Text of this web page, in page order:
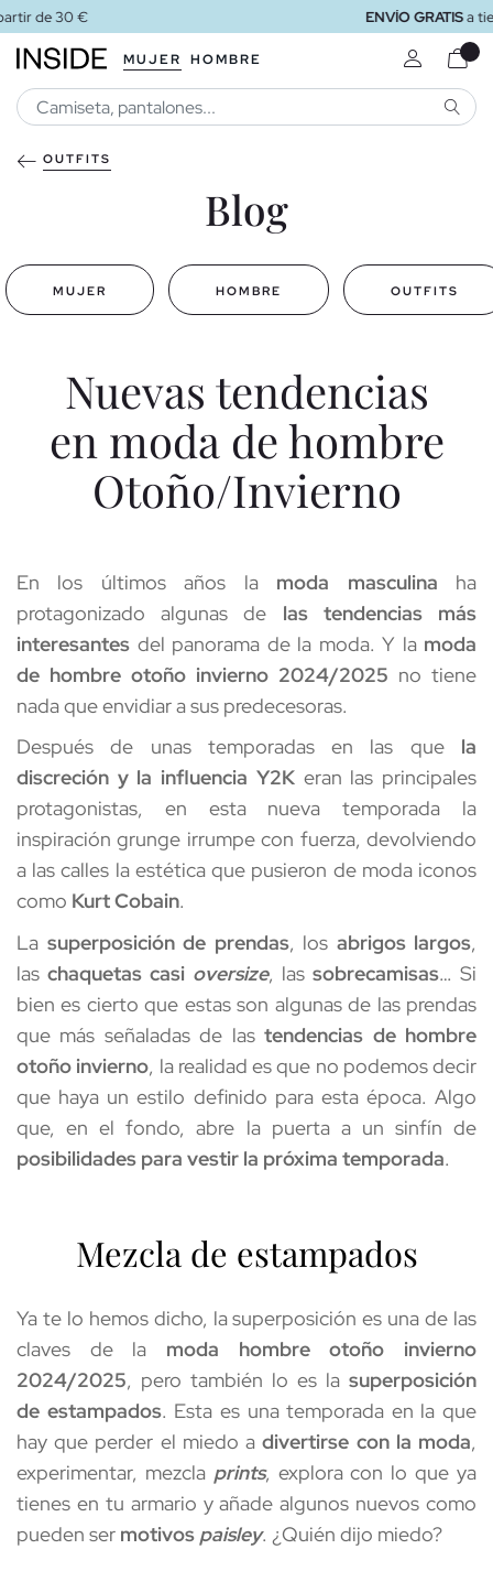
MUJER HOMBRE
OUTFITS
Blog
MUJER HOMBRE OUTFITS
Nuevas tendencias
en moda de hombre
Otoño/Invierno
En los últimos años la moda masculina ha
protagonizado algunas de las tendencias más
interesantes del panorama de la moda. Y la moda
de hombre otoño invierno 2024/2025 no tiene
nada que envidiar a sus predecesoras.
Después de unas temporadas en las que la
discreción y la influencia Y2K eran las principales
protagonistas, en esta nueva temporada la
inspiración grunge irrumpe con fuerza, devolviendo
a las calles la estética que pusieron de moda iconos
como Kurt Cobain.
La superposición de prendas, los abrigos largos,
las chaquetas casi oversize, las sobrecamisas… Si
bien es cierto que estas son algunas de las prendas
que más señaladas de las tendencias de hombre
otoño invierno, la realidad es que no podemos decir
que haya un estilo definido para esta época. Algo
posibilidades para vestir la próxima temporada.
Mezcla de estampados
Ya te lo hemos dicho, la superposición es una de las
claves de la moda hombre otoño invierno
2024/2025, pero también lo es la superposición
de estampados. Esta es una temporada en la que
hay que perder el miedo a divertirse con la moda,
experimentar, mezcla prints, explora con lo que ya
tienes en tu armario y añade algunos nuevos como
pueden ser motivos paisley. ¿Quién dijo miedo?